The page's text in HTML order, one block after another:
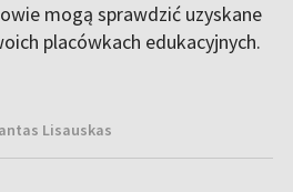
mogą sprawdzić uzyskane
placówkach edukacyjnych.
Lisauskas